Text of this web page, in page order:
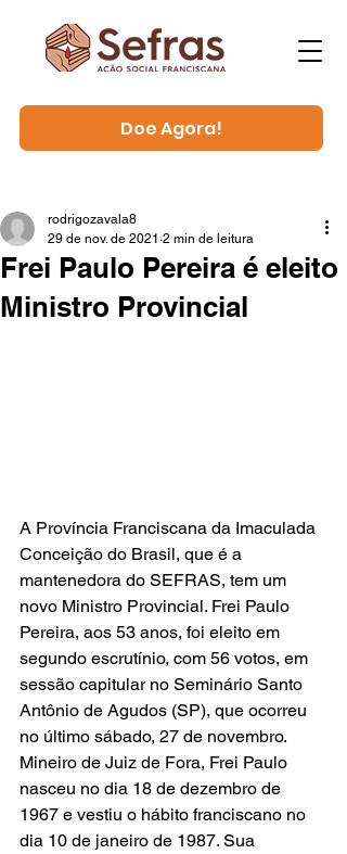
Doe Agora!
Frei Paulo Pereira é eleito
Ministro Provincial
rodrigozavala8
29 de nov. de 2021 2 min de leitura
A Província Franciscana da Imaculada
Conceição do Brasil, que é a
mantenedora do SEFRAS, tem um
novo Ministro Provincial. Frei Paulo
Pereira, aos 53 anos, foi eleito em
segundo escrutínio, com 56 votos, em
sessão capitular no Seminário Santo
Antônio de Agudos (SP), que ocorreu
no último sábado, 27 de novembro.
Mineiro de Juiz de Fora, Frei Paulo
nasceu no dia 18 de dezembro de
1967 e vestiu o hábito franciscano no
dia 10 de janeiro de 1987. Sua